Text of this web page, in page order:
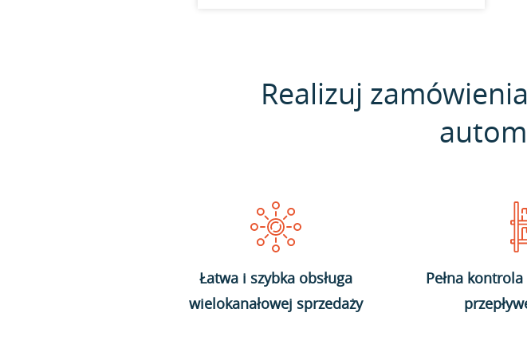
Realizuj
Łatwa i szybka obsługa
wielokanałowej sprzedaży
Pełna